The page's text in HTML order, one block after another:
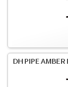
DH PIPE AMBER